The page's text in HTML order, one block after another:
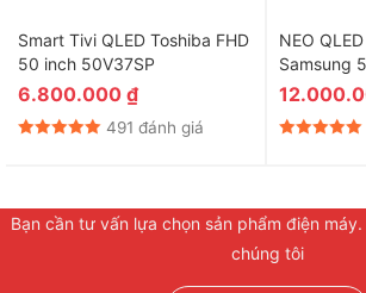
Smart Tivi QLED Toshiba FHD
50 inch 50V37SP
6.800.000 ₫
491 đánh giá
NEO
Samsung
55QN70F
Bạn cần tư vấn lựa chọn sản phẩm điện
chúng tôi